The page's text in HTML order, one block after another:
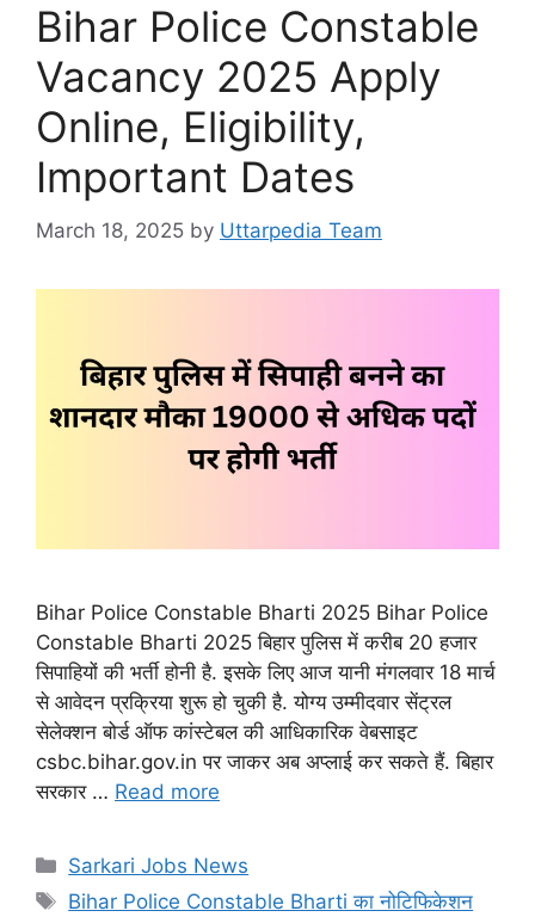
Bihar Police Constable
Vacancy 2025 Apply
Online, Eligibility,
Important Dates
March 18, 2025 by Uttarpedia Team
Bihar Police Constable Bharti 2025 Bihar Police
Constable Bharti 2025 बिहार पुलिस में करीब 20 हजार
सिपाहियों की भर्ती होनी है. इसके लिए आज यानी मंगलवार 18 मार्च
से आवेदन प्रक्रिया शुरू हो चुकी है. योग्य उम्मीदवार सेंट्रल
सेलेक्शन बोर्ड ऑफ कांस्टेबल की आधिकारिक वेबसाइट
csbc.bihar.gov.in पर जाकर अब अप्लाई कर सकते हैं. बिहार
सरकार … Read more
Categories
Sarkari Jobs News
Tags
Bihar Police Constable Bharti का नोटिफिकेशन